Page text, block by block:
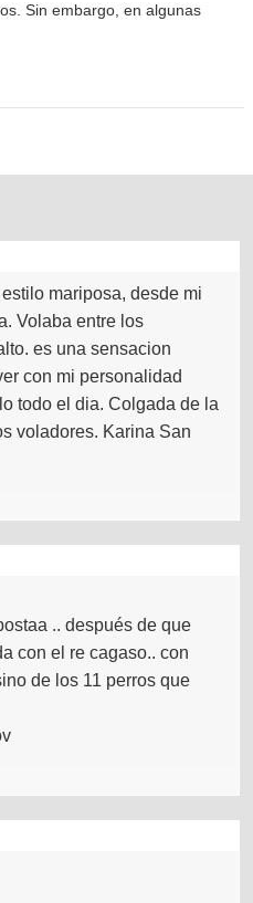
Sin embargo, en algunas
mariposa, desde mi
Volaba entre los
es una sensacion
con mi personalidad
todo el dia. Colgada de la
voladores. Karina San
.. después de que
con el re cagaso.. con
de los 11 perros que